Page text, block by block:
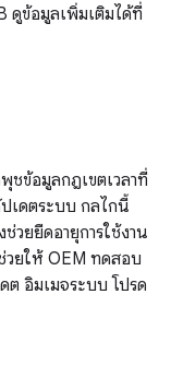
ดูข้อมูลเพิ่มเติมได้ที่
ชข้อมูลกฎเขตเวลาที่
เดตระบบ กลไกนี้
วยยืดอายุการใช้งาน
ยให้ OEM ทดสอบ
ต อิมเมจระบบ โปรด